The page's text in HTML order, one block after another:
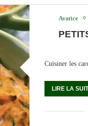
Avarice
Cuisiner les
LIRE LA